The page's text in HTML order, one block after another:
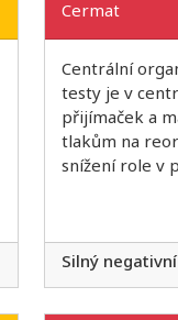
Cermat
Centrální
testy je v
přijímaček a
tlakům na
snížení role v
Silný